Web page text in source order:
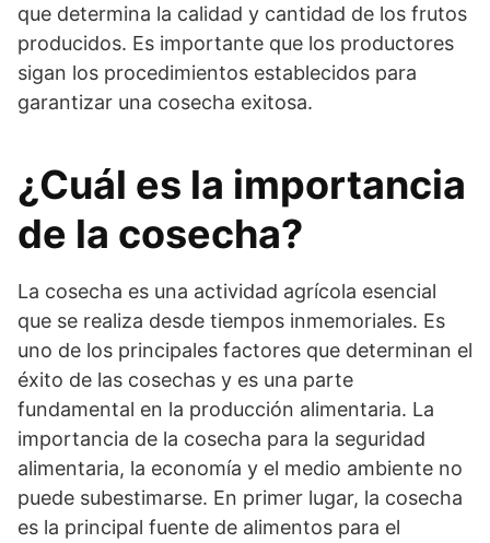
que determina la calidad y cantidad de los frutos
producidos. Es importante que los productores
sigan los procedimientos establecidos para
garantizar una cosecha exitosa.
¿Cuál es la importancia
de la cosecha?
La cosecha es una actividad agrícola esencial
que se realiza desde tiempos inmemoriales. Es
uno de los principales factores que determinan el
éxito de las cosechas y es una parte
fundamental en la producción alimentaria. La
importancia de la cosecha para la seguridad
alimentaria, la economía y el medio ambiente no
puede subestimarse. En primer lugar, la cosecha
es la principal fuente de alimentos para el